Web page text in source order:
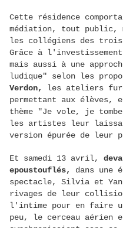
Cette résidence
médiation, tout
les collégiens des
Grâce à
mais aussi à une
ludique" selon les
Verdon,
les ateliers
permettant aux
thème "Je vole, je
les artistes leur
version épurée de leur
Et samedi 13 avril,
epoustouflés,
dans une
spectacle, Silvia et
rivages de leur
l'intime pour en faire
peu, le cerceau aérien